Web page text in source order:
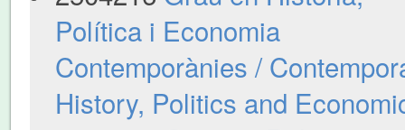
Política i Economia
Contemporànies /
History, Politics and